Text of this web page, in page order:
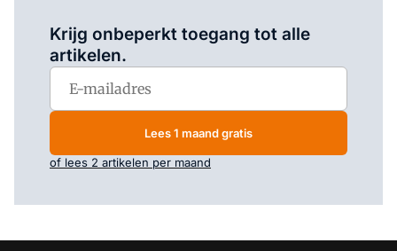
Krijg onbeperkt toegang tot alle
artikelen.
Lees 1 maand gratis
of lees 2 artikelen per maand